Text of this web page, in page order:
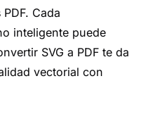
Cada
inteligente puede
SVG a PDF te da
vectorial con